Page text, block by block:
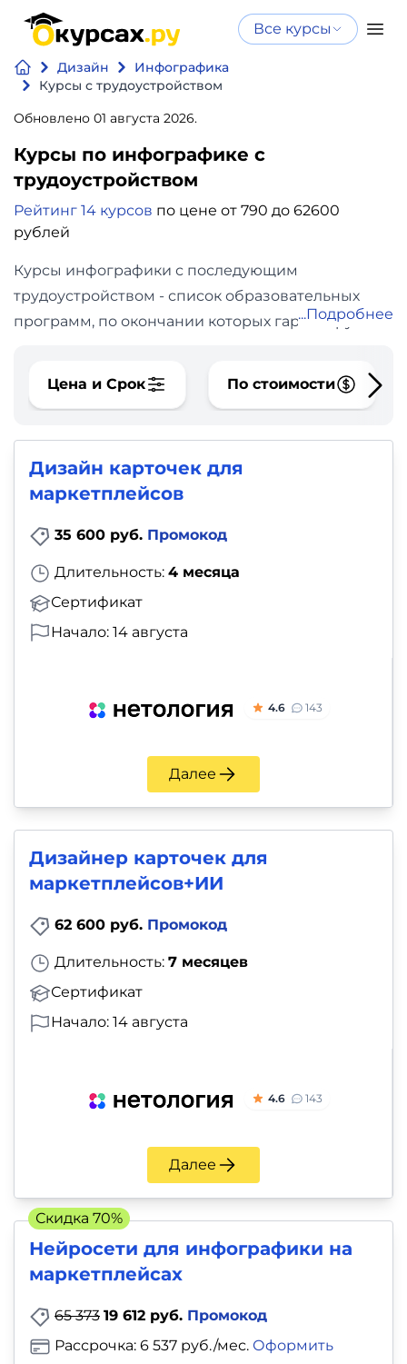
Все курсы
Дизайн
Инфографика
Курсы с трудоустройством
Обновлено 01 августа 2026.
Курсы по инфографике с
трудоустройством
Рейтинг 14 курсов по цене от 790 до 62600
рублей
Курсы инфографики с последующим
трудоустройством - список образовательных
программ, по окончании которых гарантируется
работы. Сравните цены и отзывы учеников,
выбирайте лучшее обучение онлайн.
Подробнее
Цена и Срок По стоимости
Дизайн карточек для
маркетплейсов
35 600 руб. Промокод
Длительность: 4 месяца
Сертификат
Начало: 14 августа
4.6 143
Далее
Дизайнер карточек для
маркетплейсов+ИИ
62 600 руб. Промокод
Длительность: 7 месяцев
Сертификат
Начало: 14 августа
4.6 143
Далее
Нейросети для инфографики на
маркетплейсах
65 373 19 612 руб. Промокод
Рассрочка: 6 537 руб./мес. Оформить
Скидка 70%
Нейросеть
и ИИ
Программирование
Бизнес
и
финансы
Дизайн
Аналитика
Видео,
фото,
аудио
Маркетинг
Иностранный
язык
Для
детей
здоровье,
Психология
саморазвитие
Прочее
Тесты
на
Нейросеть и ИИ
интеллекту
Курсы по нейросетям
Бесплатно